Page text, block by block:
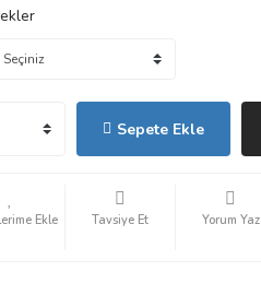
Sepete Ekle
Tavsiye Et Yorum Yaz